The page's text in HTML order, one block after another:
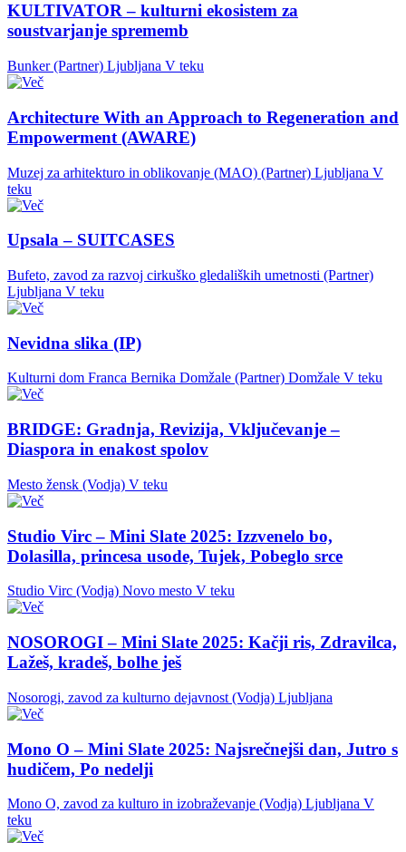
KULTIVATOR – kulturni ekosistem za
soustvarjanje sprememb
Bunker (Partner) Ljubljana V teku
Architecture With an Approach to Regeneration and
Empowerment (AWARE)
Muzej za arhitekturo in oblikovanje (MAO) (Partner) Ljubljana V
teku
Upsala – SUITCASES
Bufeto, zavod za razvoj cirkuško gledaliških umetnosti (Partner)
Ljubljana V teku
Nevidna slika (IP)
Kulturni dom Franca Bernika Domžale (Partner) Domžale V teku
BRIDGE: Gradnja, Revizija, Vključevanje –
Diaspora in enakost spolov
Mesto žensk (Vodja) V teku
Studio Virc – Mini Slate 2025: Izzvenelo bo,
Dolasilla, princesa usode, Tujek, Pobeglo srce
Studio Virc (Vodja) Novo mesto V teku
NOSOROGI – Mini Slate 2025: Kačji ris, Zdravilca,
Lažeš, kradeš, bolhe ješ
Nosorogi, zavod za kulturno dejavnost (Vodja) Ljubljana
Mono O – Mini Slate 2025: Najsrečnejši dan, Jutro s
hudičem, Po nedelji
Mono O, zavod za kulturo in izobraževanje (Vodja) Ljubljana V
teku